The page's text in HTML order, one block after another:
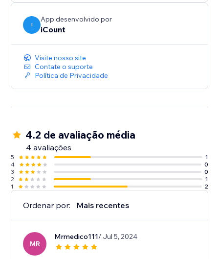
I
App desenvolvido por
iCount
Visite nosso site
Contate o suporte
Política de Privacidade
4.2 de avaliação média
4 avaliações
5
1
4
0
3
0
2
1
1
2
Ordenar por: Mais recentes
MR
Mrmedico111/ Jul 5, 2024